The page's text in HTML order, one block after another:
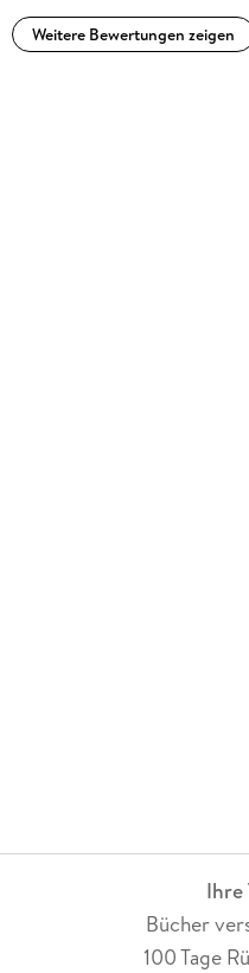
zwischen Persephone und
einfach nur anstrengend.
Weitere Bewertungen zeigen
Ihre
Bücher
100 Tage